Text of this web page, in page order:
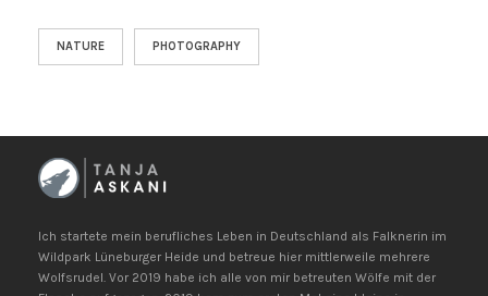
NATURE PHOTOGRAPHY
Ich startete mein berufliches Leben in Deutschland als Falknerin im
Wildpark Lüneburger Heide und betreue hier mittlerweile mehrere
Wolfsrudel. Vor 2019 habe ich alle von mir betreuten Wölfe mit der